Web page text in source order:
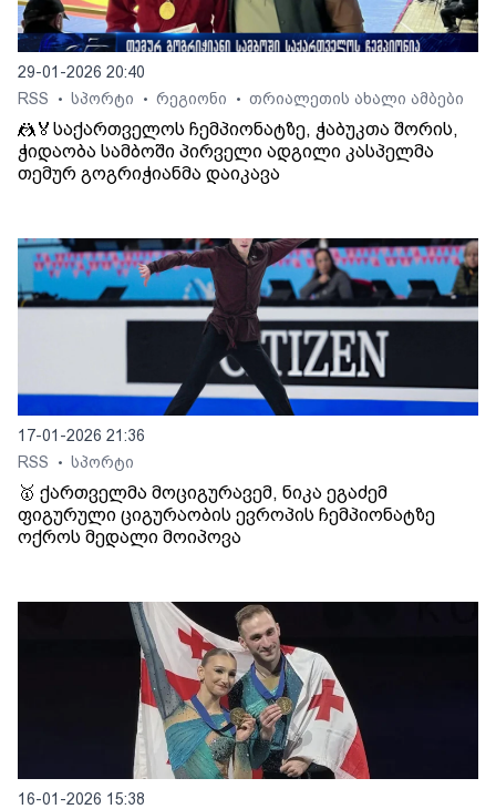
29-01-2026 20:40
RSS
• სპორტი • რეგიონი • თრიალეთის ახალი ამბები
🤼🏅საქართველოს ჩემპიონატზე, ჭაბუკთა შორის,
ჭიდაობა სამბოში პირველი ადგილი კასპელმა
თემურ გოგრიჭიანმა დაიკავა
17-01-2026 21:36
RSS
• სპორტი
🥇 ქართველმა მოციგურავემ, ნიკა ეგაძემ
ფიგურული ციგურაობის ევროპის ჩემპიონატზე
ოქროს მედალი მოიპოვა
16-01-2026 15:38